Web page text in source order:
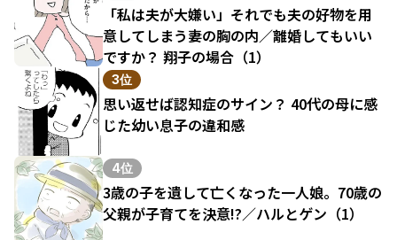
「私は夫が大嫌い」それでも夫の好物を用
意してしまう妻の胸の内／離婚してもいい
ですか？ 翔子の場合（1）
3位
思い返せば認知症のサイン？ 40代の母に感
じた幼い息子の違和感
4位
3歳の子を遺して亡くなった一人娘。70歳の
父親が子育てを決意!?／ハルとゲン（1）